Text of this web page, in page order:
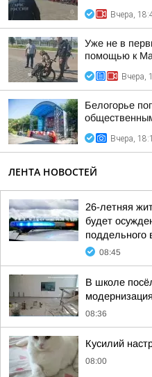
Вчера,
Уже не в
помощью к
Вчера,
Белогорье
Вчера,
ЛЕНТА НОВОСТЕЙ
26-летняя
будет
поддельного
08:45
В школе
08:36
Кусилий
08:00